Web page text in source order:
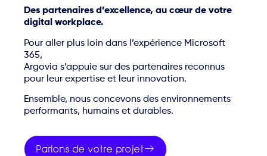
Des partenaires d’excellence, au cœur de votre
digital workplace.
Pour aller plus loin dans l’expérience Microsoft
365,
Argovia s’appuie sur des partenaires reconnus
pour leur expertise et leur innovation.
Ensemble, nous concevons des environnements
performants, humains et durables.
Parlons de votre projet